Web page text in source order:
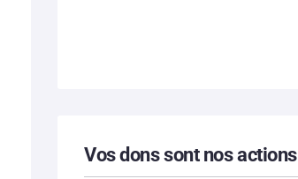
Vos dons sont nos actions